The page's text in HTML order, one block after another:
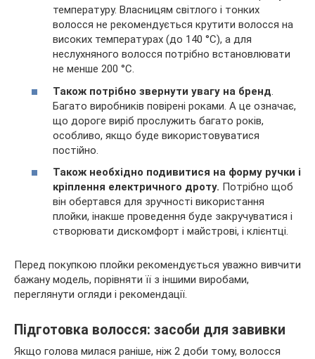
температуру. Власницям світлого і тонких
волосся не рекомендується крутити волосся на
високих температурах (до 140 °C), а для
неслухняного волосся потрібно встановлювати
не менше 200 °C.
Також потрібно звернути увагу на бренд.
Багато виробників повірені роками. А це означає,
що дороге виріб прослужить багато років,
особливо, якщо буде використовуватися
постійно.
Також необхідно подивитися на форму ручки і
кріплення електричного дроту. Потрібно щоб
він обертався для зручності використання
плойки, інакше проведення буде закручуватися і
створювати дискомфорт і майстрові, і клієнтці.
Перед покупкою плойки рекомендується уважно вивчити
бажану модель, порівняти її з іншими виробами,
переглянути огляди і рекомендації.
Підготовка волосся: засоби для завивки
Якщо голова милася раніше, ніж 2 доби тому, волосся